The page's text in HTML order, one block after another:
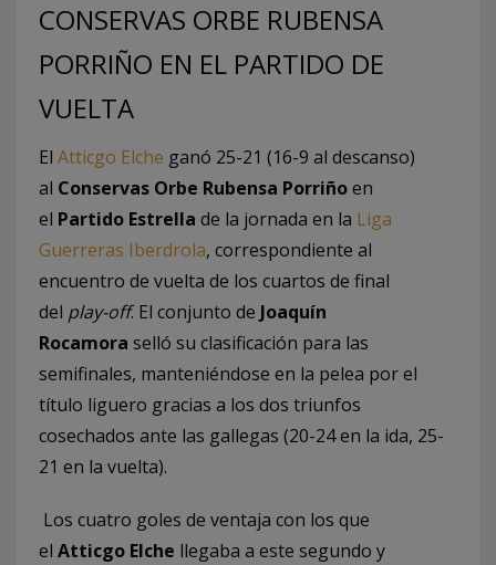
CONSERVAS ORBE RUBENSA
PORRIÑO EN EL PARTIDO DE
VUELTA
El Atticgo Elche ganó 25-21 (16-9 al descanso)
al Conservas Orbe Rubensa Porriñoen
el Partido Estrella de la jornada en la Liga
Guerreras Iberdrola, correspondiente al
encuentro de vuelta de los cuartos de final
del play-off. El conjunto de Joaquín
Rocamora selló su clasificación para las
semifinales, manteniéndose en la pelea por el
título liguero gracias a los dos triunfos
cosechados ante las gallegas (20-24 en la ida, 25-
21 en la vuelta).
Los cuatro goles de ventaja con los que
el Atticgo Elche llegaba a este segundo y